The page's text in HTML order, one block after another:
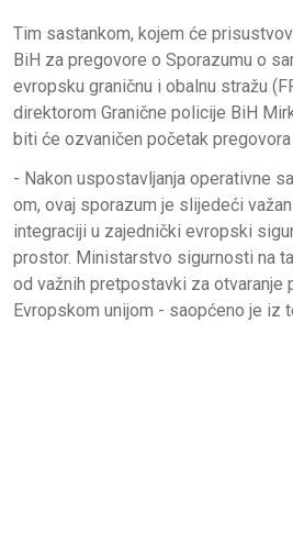
Tim sastankom, kojem će
BiH za pregovore o Sporazumu o
evropsku graničnu i obalnu stražu
direktorom Granične policije BiH
biti će ozvaničen početak
- Nakon uspostavljanja operativne
om, ovaj sporazum je slijedeći
integraciji u zajednički evropski
prostor. Ministarstvo sigurnosti na
od važnih pretpostavki za otvaranje
Evropskom unijom - saopćeno je iz